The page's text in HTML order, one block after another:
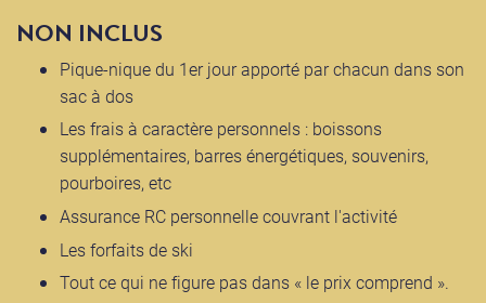
NON INCLUS
Pique-nique du 1er jour apporté par chacun dans son
sac à dos
Les frais à caractère personnels : boissons
supplémentaires, barres énergétiques, souvenirs,
pourboires, etc
Assurance RC personnelle couvrant l'activité
Les forfaits de ski
Tout ce qui ne figure pas dans « le prix comprend ».